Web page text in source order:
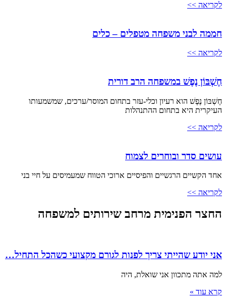
לקריאה >>
חממה לבני משפחה מטפלים – כלים
לקריאה >>
חֶשְׁבּוֹן נֶפֶשׁ במשפחה הרב דורית
חֶשְׁבּוֹן נֶפֶשׁ הוא רעיון וכלי-עזר בתחום המוסר/ערכים, שמשמעותו
העיקרית היא בתחום ההתנהלות
לקריאה >>
עושים סדר ובוחרים לצמוח
אחד הקשיים הרגשיים והפיסיים ארוכי הטווח שמעמיסים על חיי בני
לקריאה >>
החצר הפנימית מרחב שירותים למשפחה
אני יודע שהייתי צריך לפנות לגורם מקצועי כשהכל התחיל…
למה אתה מתכוון אני שואלת, היה
קרא עוד »